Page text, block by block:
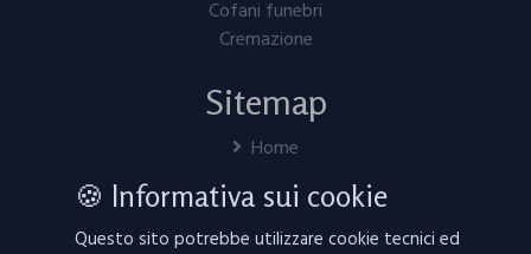
Cofani funebri
Cremazione
Sitemap
Home
In caso di decesso
Invia fiori
🍪 Informativa sui cookie
Questo sito potrebbe utilizzare cookie tecnici ed